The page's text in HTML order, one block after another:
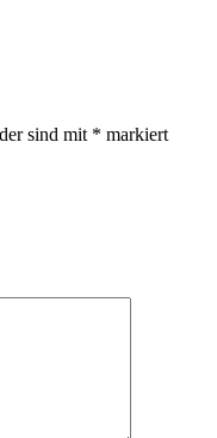
sind mit * markiert